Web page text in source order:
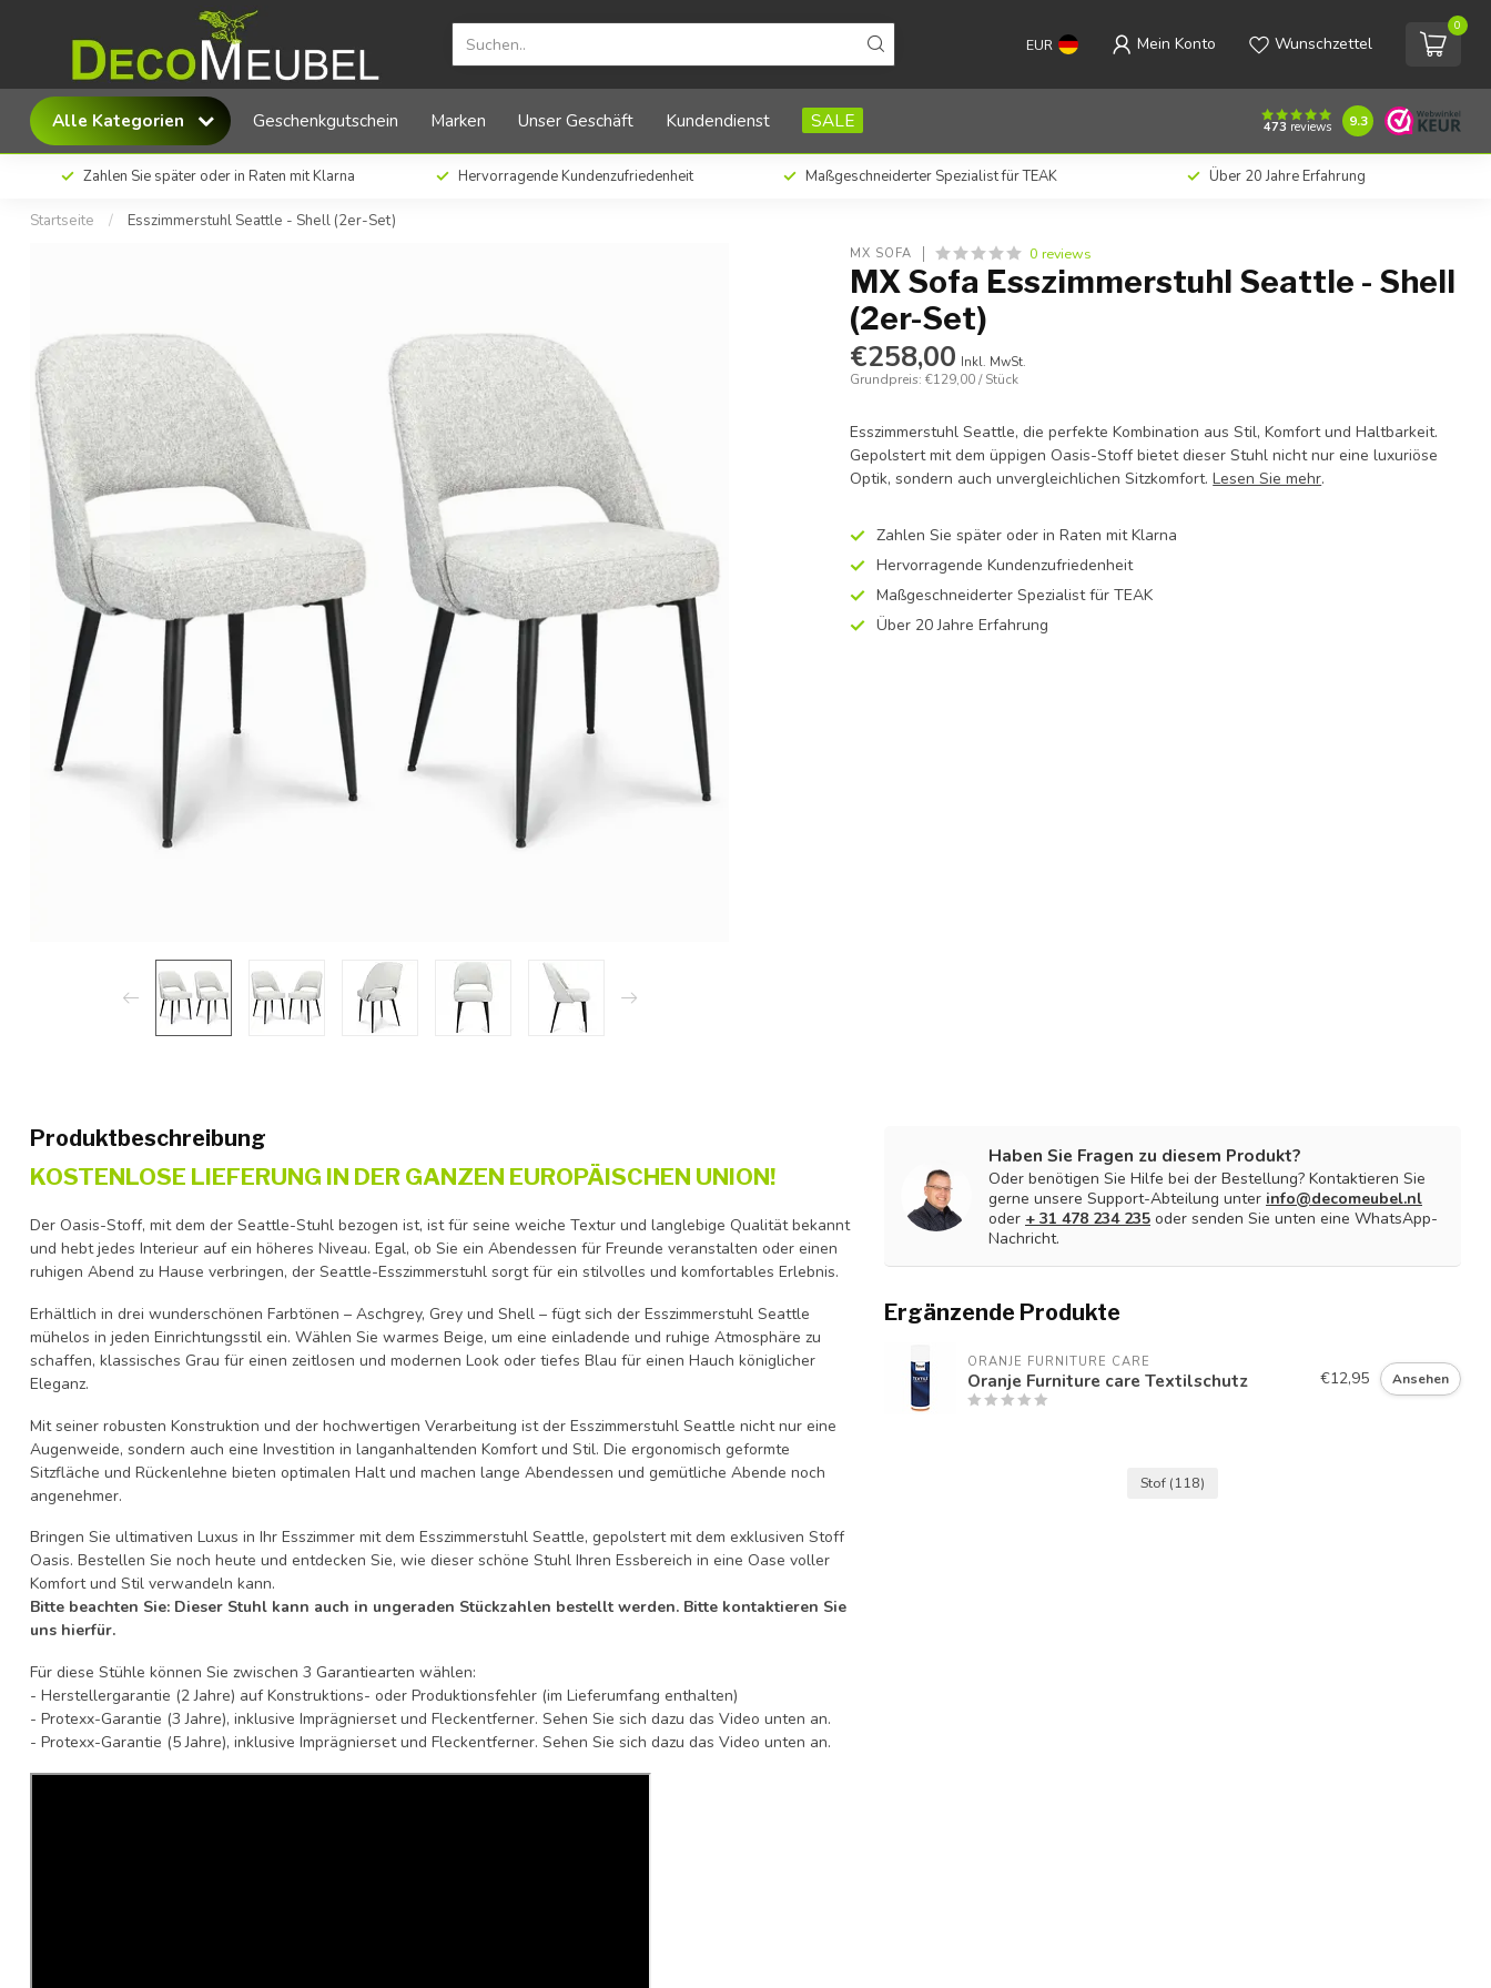
EUR Mein Konto Wunschzettel
0
Alle Kategorien Geschenkgutschein Marken Unser Geschäft Kundendienst SALE 473 reviews 9.3
Zahlen Sie später oder in Raten mit Klarna Hervorragende Kundenzufriedenheit Maßgeschneiderter Spezialist für TEAK Über 20 Jahre Erfahrung
Startseite / Esszimmerstuhl Seattle - Shell (2er-Set)
MX Sofa Esszimmerstuhl Seattle - Shell (2er-Set)
MX SOFA 0 reviews
MX Sofa Esszimmerstuhl Seattle - Shell
(2er-Set)
€258,00 Inkl. MwSt.
Grundpreis: €129,00 / Stück
Esszimmerstuhl Seattle, die perfekte Kombination aus Stil, Komfort und Haltbarkeit.
Gepolstert mit dem üppigen Oasis-Stoff bietet dieser Stuhl nicht nur eine luxuriöse
Optik, sondern auch unvergleichlichen Sitzkomfort.Lesen Sie mehr.
Zahlen Sie später oder in Raten mit Klarna
Hervorragende Kundenzufriedenheit
Maßgeschneiderter Spezialist für TEAK
Über 20 Jahre Erfahrung
Produktbeschreibung
KOSTENLOSE LIEFERUNG IN DER GANZEN EUROPÄISCHEN UNION!
Der Oasis-Stoff, mit dem der Seattle-Stuhl bezogen ist, ist für seine weiche Textur und langlebige Qualität bekannt
und hebt jedes Interieur auf ein höheres Niveau. Egal, ob Sie ein Abendessen für Freunde veranstalten oder einen
ruhigen Abend zu Hause verbringen, der Seattle-Esszimmerstuhl sorgt für ein stilvolles und komfortables Erlebnis.
Erhältlich in drei wunderschönen Farbtönen – Aschgrey, Grey und Shell – fügt sich der Esszimmerstuhl Seattle
mühelos in jeden Einrichtungsstil ein. Wählen Sie warmes Beige, um eine einladende und ruhige Atmosphäre zu
schaffen, klassisches Grau für einen zeitlosen und modernen Look oder tiefes Blau für einen Hauch königlicher
Eleganz.
Mit seiner robusten Konstruktion und der hochwertigen Verarbeitung ist der Esszimmerstuhl Seattle nicht nur eine
Augenweide, sondern auch eine Investition in langanhaltenden Komfort und Stil. Die ergonomisch geformte
Sitzfläche und Rückenlehne bieten optimalen Halt und machen lange Abendessen und gemütliche Abende noch
angenehmer.
Bringen Sie ultimativen Luxus in Ihr Esszimmer mit dem Esszimmerstuhl Seattle, gepolstert mit dem exklusiven Stoff
Oasis. Bestellen Sie noch heute und entdecken Sie, wie dieser schöne Stuhl Ihren Essbereich in eine Oase voller
Komfort und Stil verwandeln kann.
Bitte beachten Sie: Dieser Stuhl kann auch in ungeraden Stückzahlen bestellt werden. Bitte kontaktieren Sie
uns hierfür.
Für diese Stühle können Sie zwischen 3 Garantiearten wählen:
- Herstellergarantie (2 Jahre) auf Konstruktions- oder Produktionsfehler (im Lieferumfang enthalten)
- Protexx-Garantie (3 Jahre), inklusive Imprägnierset und Fleckentferner. Sehen Sie sich dazu das Video unten an.
- Protexx-Garantie (5 Jahre), inklusive Imprägnierset und Fleckentferner. Sehen Sie sich dazu das Video unten an.
Haben Sie Fragen zu diesem Produkt?
Oder benötigen Sie Hilfe bei der Bestellung? Kontaktieren Sie
gerne unsere Support-Abteilung unter info@decomeubel.nl
oder + 31 478 234 235 oder senden Sie unten eine WhatsApp-
Nachricht.
Ergänzende Produkte
ORANJE FURNITURE CARE
Oranje Furniture care Textilschutz €12,95 Ansehen
Stof (118)